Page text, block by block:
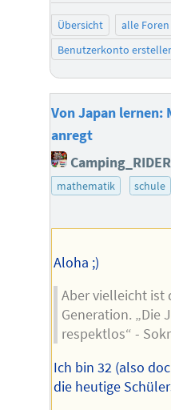
Übersicht alle Foren
Benutzerkonto
Von Japan lernen:
anregt
Camping_RIDER
mathematik
schule
Aloha ;)
Aber vielleicht ist
Generation. „Die
respektlos“ -
Ich bin 32 (also
die heutige